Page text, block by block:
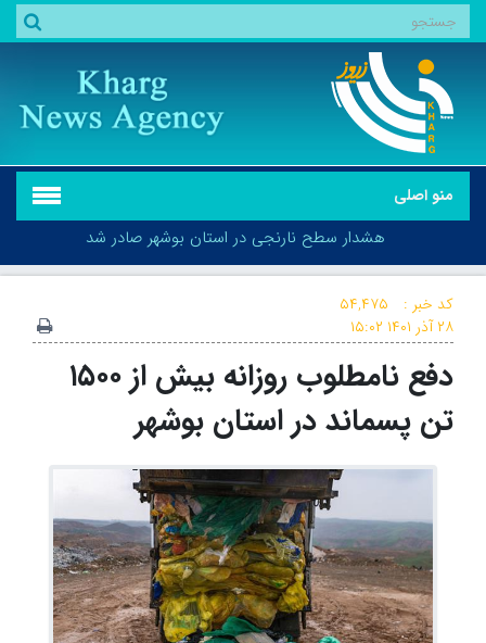
منو اصلی
هشدار سطح نارنجی در استان بوشهر صادر شد
هشدار سطح نارنجی در استان بوشهر صادر شد
کد خبر :
۵۴,۴۷۵
۲۸ آذر ۱۴۰۱
۱۵:۰۲
دفع نامطلوب روزانه بیش از ۱۵۰۰
تن پسماند در استان بوشهر